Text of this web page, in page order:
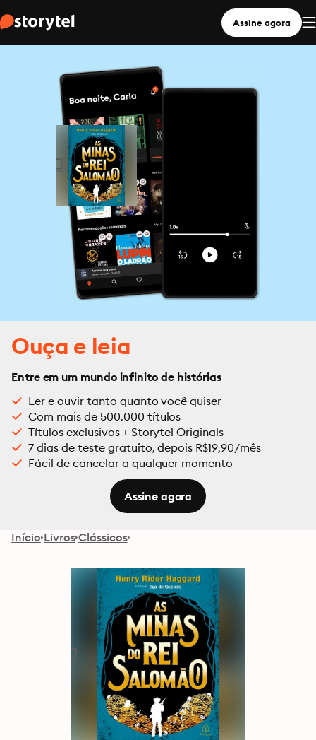
Assine agora
Ouça e leia
Entre em um mundo infinito de histórias
Ler e ouvir tanto quanto você quiser
Com mais de 500.000 títulos
Títulos exclusivos + Storytel Originals
7 dias de teste gratuito, depois R$19,90/mês
Fácil de cancelar a qualquer momento
Assine agora
Início Livros Clássicos